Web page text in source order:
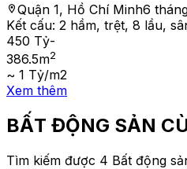
Quận 1, Hồ Chí Minh6
Kết cấu: 2 hầm, trệt, 8 lầu,
450 Tỷ-
386.5m2
~ 1 Tỷ/m2
Xem thêm
BẤT ĐỘNG SẢN
Tìm kiếm được 4 Bất động